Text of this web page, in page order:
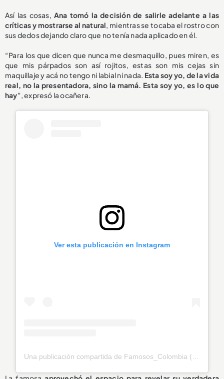
Así las cosas, Ana tomó la decisión de salirle adelante a las
críticas y mostrarse al natural, mientras se tocaba el rostro con
sus dedos dejando claro que no tenía nada aplicado en él.
“Para los que dicen que nunca me desmaquillo, pues miren, es
que mis párpados son así rojitos, estas son mis cejas sin
maquillaje y acá no tengo ni labial ni nada. Esta soy yo, de la vida
real, no la presentadora, sino la mamá. Esta soy yo, es lo que
hay”, expresó la ocañera.
Ver esta publicación en Instagram